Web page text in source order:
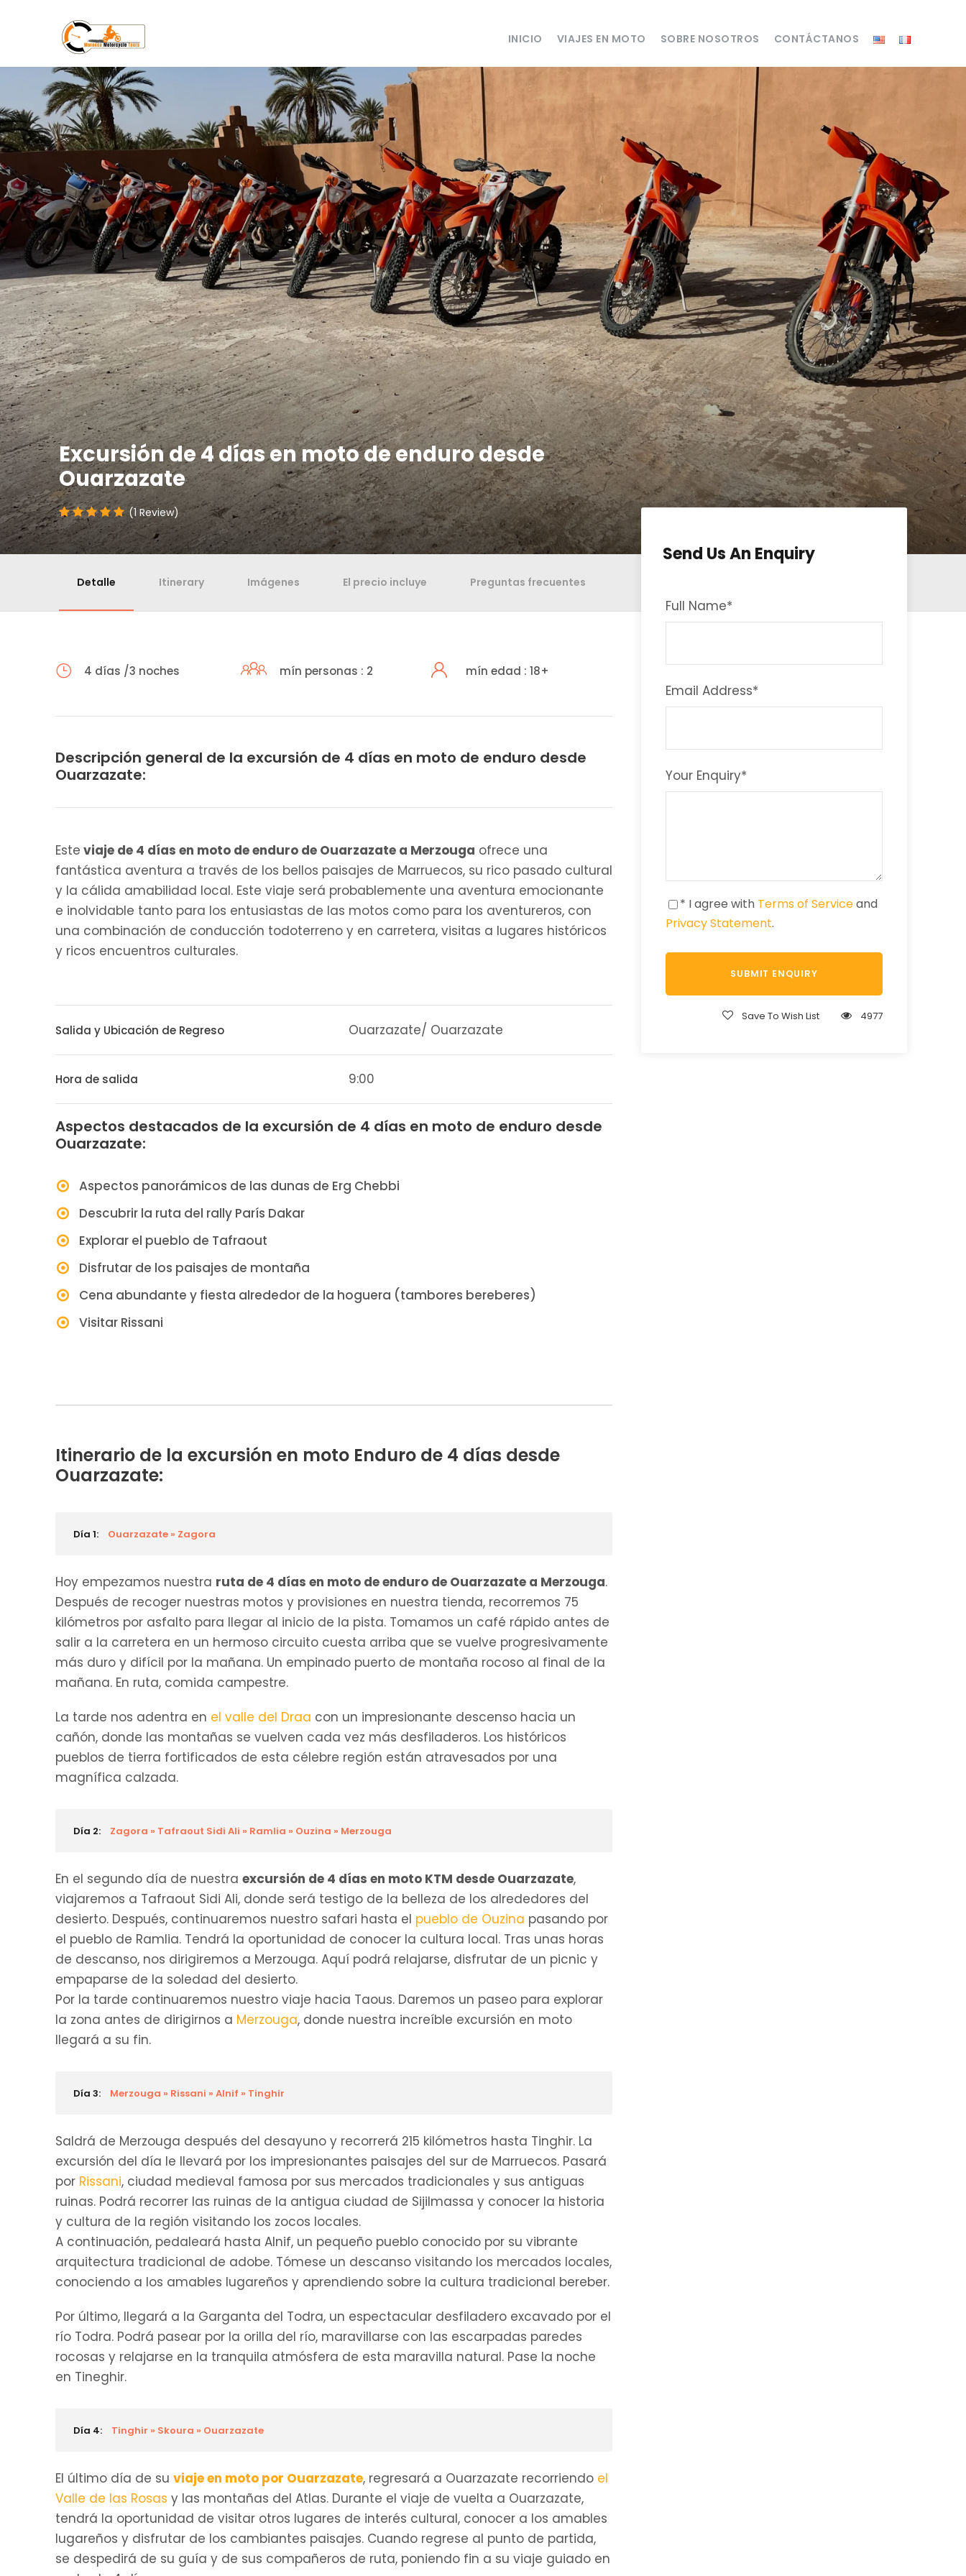
INICIO VIAJES EN MOTO SOBRE NOSOTROS CONTÁCTANOS
Excursión de 4 días en moto de enduro desde
Ouarzazate
(1 Review)
Send Us An Enquiry
Full Name*
Email Address*
Your Enquiry*
* I agree with Terms of Serviceand
Privacy Statement.
Save To Wish List 4977
Detalle Itinerary Imágenes El precio incluye Preguntas frecuentes
4 días /3 noches mín personas : 2 mín edad : 18+
Descripción general de la excursión de 4 días en moto de enduro desde
Ouarzazate:
Este viaje de 4 días en moto de enduro de Ouarzazate a Merzouga ofrece una
fantástica aventura a través de los bellos paisajes de Marruecos, su rico pasado cultural
y la cálida amabilidad local. Este viaje será probablemente una aventura emocionante
e inolvidable tanto para los entusiastas de las motos como para los aventureros, con
una combinación de conducción todoterreno y en carretera, visitas a lugares históricos
y ricos encuentros culturales.
Salida y Ubicación de Regreso Ouarzazate/ Ouarzazate
Hora de salida 9:00
Aspectos destacados de la excursión de 4 días en moto de enduro desde
Ouarzazate:
Aspectos panorámicos de las dunas de Erg Chebbi
Descubrir la ruta del rally París Dakar
Explorar el pueblo de Tafraout
Disfrutar de los paisajes de montaña
Cena abundante y fiesta alrededor de la hoguera (tambores bereberes)
Visitar Rissani
Itinerario de la excursión en moto Enduro de 4 días desde
Ouarzazate:
Día 1: Ouarzazate » Zagora
Hoy empezamos nuestra ruta de 4 días en moto de enduro de Ouarzazate a Merzouga.
Después de recoger nuestras motos y provisiones en nuestra tienda, recorremos 75
kilómetros por asfalto para llegar al inicio de la pista. Tomamos un café rápido antes de
salir a la carretera en un hermoso circuito cuesta arriba que se vuelve progresivamente
más duro y difícil por la mañana. Un empinado puerto de montaña rocoso al final de la
mañana. En ruta, comida campestre.
La tarde nos adentra en el valle del Draa con un impresionante descenso hacia un
cañón, donde las montañas se vuelven cada vez más desfiladeros. Los históricos
pueblos de tierra fortificados de esta célebre región están atravesados por una
magnífica calzada.
Día 2: Zagora » Tafraout Sidi Ali » Ramlia » Ouzina » Merzouga
En el segundo día de nuestra excursión de 4 días en moto KTM desde Ouarzazate,
viajaremos a Tafraout Sidi Ali, donde será testigo de la belleza de los alrededores del
desierto. Después, continuaremos nuestro safari hasta el pueblo de Ouzina pasando por
el pueblo de Ramlia. Tendrá la oportunidad de conocer la cultura local. Tras unas horas
de descanso, nos dirigiremos a Merzouga. Aquí podrá relajarse, disfrutar de un picnic y
empaparse de la soledad del desierto.
Por la tarde continuaremos nuestro viaje hacia Taous. Daremos un paseo para explorar
la zona antes de dirigirnos a Merzouga, donde nuestra increíble excursión en moto
llegará a su fin.
Día 3: Merzouga » Rissani » Alnif » Tinghir
Saldrá de Merzouga después del desayuno y recorrerá 215 kilómetros hasta Tinghir. La
excursión del día le llevará por los impresionantes paisajes del sur de Marruecos. Pasará
por Rissani, ciudad medieval famosa por sus mercados tradicionales y sus antiguas
ruinas. Podrá recorrer las ruinas de la antigua ciudad de Sijilmassa y conocer la historia
y cultura de la región visitando los zocos locales.
A continuación, pedaleará hasta Alnif, un pequeño pueblo conocido por su vibrante
arquitectura tradicional de adobe. Tómese un descanso visitando los mercados locales,
conociendo a los amables lugareños y aprendiendo sobre la cultura tradicional bereber.
Por último, llegará a la Garganta del Todra, un espectacular desfiladero excavado por el
río Todra. Podrá pasear por la orilla del río, maravillarse con las escarpadas paredes
rocosas y relajarse en la tranquila atmósfera de esta maravilla natural. Pase la noche
en Tineghir.
Día 4: Tinghir » Skoura » Ouarzazate
El último día de su viaje en moto por Ouarzazate, regresará a Ouarzazate recorriendo el
Valle de las Rosas y las montañas del Atlas. Durante el viaje de vuelta a Ouarzazate,
tendrá la oportunidad de visitar otros lugares de interés cultural, conocer a los amables
lugareños y disfrutar de los cambiantes paisajes. Cuando regrese al punto de partida,
se despedirá de su guía y de sus compañeros de ruta, poniendo fin a su viaje guiado en